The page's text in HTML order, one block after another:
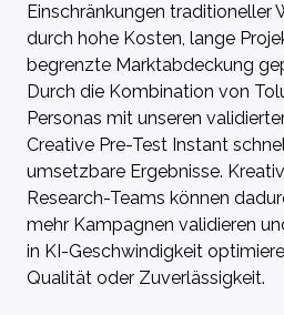
Einschränkungen traditioneller
durch hohe Kosten, lange
begrenzte Marktabdeckung
Durch die Kombination von
Personas mit unseren
Creative Pre-Test Instant
umsetzbare Ergebnisse.
Research-Teams können
mehr Kampagnen validieren
in KI-Geschwindigkeit
Qualität oder Zuverlässigkeit.